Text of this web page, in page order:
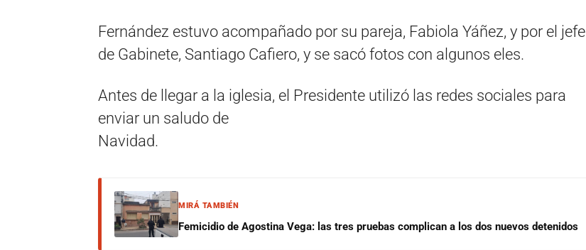
Fernández estuvo acompañado por su pareja, Fabiola Yáñez, y por el jefe
de Gabinete, Santiago Cafiero, y se sacó fotos con algunos eles.
Antes de llegar a la iglesia, el Presidente utilizó las redes sociales para
enviar un saludo de
Navidad.
MIRÁ TAMBIÉN
Femicidio de Agostina Vega: las tres pruebas complican a los dos nuevos detenidos